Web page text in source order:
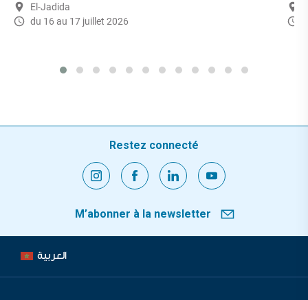
El-Jadida
du 16 au 17 juillet 2026
Restez connecté
M’abonner à la newsletter
العربية